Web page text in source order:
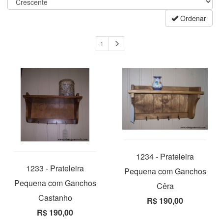
Ordenar
1
1233 - Prateleira
Pequena com Ganchos
Castanho
R$ 190,00
1234 - Prateleira
Pequena com Ganchos
Cêra
R$ 190,00